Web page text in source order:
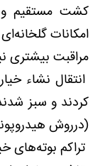
کشت مستقیم و
امکانات
مراقبت بیشتری
انتقال نشاء
کردند و سبز
(درروش
تراکم بوته‌های